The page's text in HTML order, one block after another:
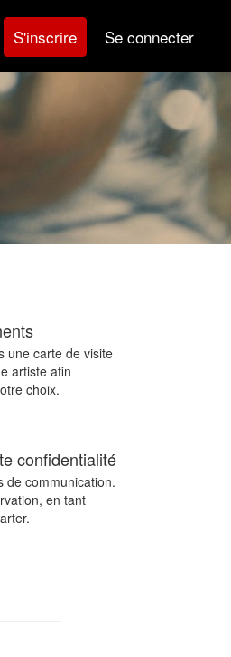
S'inscrire Se connecter
une carte de visite
artiste afin
choix.
confidentialité
de communication.
en tant